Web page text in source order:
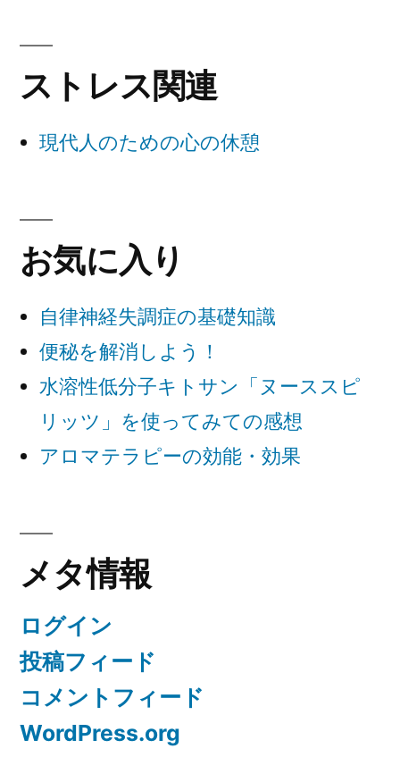
ストレス関連
現代人のための心の休憩
お気に入り
自律神経失調症の基礎知識
便秘を解消しよう！
水溶性低分子キトサン「ヌーススピ
リッツ」を使ってみての感想
アロマテラピーの効能・効果
メタ情報
ログイン
投稿フィード
コメントフィード
WordPress.org